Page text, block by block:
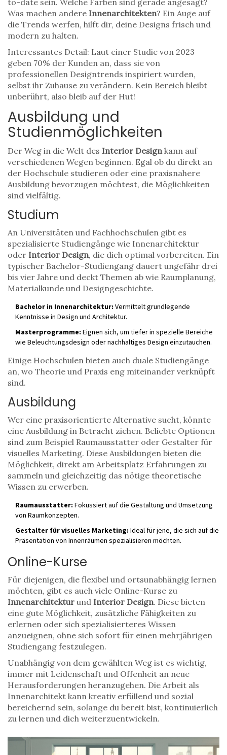
to-date sein. Welche Farben sind gerade angesagt?
Was machen andere Innenarchitekten? Ein Auge auf
die Trends werfen, hilft dir, deine Designs frisch und
modern zu halten.
Interessantes Detail: Laut einer Studie von 2023
geben 70% der Kunden an, dass sie von
professionellen Designtrends inspiriert wurden,
selbst ihr Zuhause zu verändern. Kein Bereich bleibt
unberührt, also bleib auf der Hut!
Ausbildung und
Studienmöglichkeiten
Der Weg in die Welt des Interior Designkann auf
verschiedenen Wegen beginnen. Egal ob du direkt an
der Hochschule studieren oder eine praxisnahere
Ausbildung bevorzugen möchtest, die Möglichkeiten
sind vielfältig.
Studium
An Universitäten und Fachhochschulen gibt es
spezialisierte Studiengänge wie Innenarchitektur
oder Interior Design, die dich optimal vorbereiten. Ein
typischer Bachelor-Studiengang dauert ungefähr drei
bis vier Jahre und deckt Themen ab wie Raumplanung,
Materialkunde und Designgeschichte.
Bachelor in Innenarchitektur: Vermittelt grundlegende
Kenntnisse in Design und Architektur.
Masterprogramme: Eignen sich, um tiefer in spezielle Bereiche
wie Beleuchtungsdesign oder nachhaltiges Design einzutauchen.
Einige Hochschulen bieten auch duale Studiengänge
an, wo Theorie und Praxis eng miteinander verknüpft
sind.
Ausbildung
Wer eine praxisorientierte Alternative sucht, könnte
eine Ausbildung in Betracht ziehen. Beliebte Optionen
sind zum Beispiel Raumausstatter oder Gestalter für
visuelles Marketing. Diese Ausbildungen bieten die
Möglichkeit, direkt am Arbeitsplatz Erfahrungen zu
sammeln und gleichzeitig das nötige theoretische
Wissen zu erwerben.
Raumausstatter: Fokussiert auf die Gestaltung und Umsetzung
von Raumkonzepten.
Gestalter für visuelles Marketing: Ideal für jene, die sich auf die
Präsentation von Innenräumen spezialisieren möchten.
Online-Kurse
Für diejenigen, die flexibel und ortsunabhängig lernen
möchten, gibt es auch viele Online-Kurse zu
Innenarchitektur und Interior Design. Diese bieten
eine gute Möglichkeit, zusätzliche Fähigkeiten zu
erlernen oder sich spezialisierteres Wissen
anzueignen, ohne sich sofort für einen mehrjährigen
Studiengang festzulegen.
Unabhängig von dem gewählten Weg ist es wichtig,
immer mit Leidenschaft und Offenheit an neue
Herausforderungen heranzugehen. Die Arbeit als
Innenarchitekt kann kreativ erfüllend und sozial
bereichernd sein, solange du bereit bist, kontinuierlich
zu lernen und dich weiterzuentwickeln.